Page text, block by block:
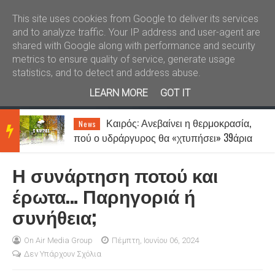
Καλώς ήλθατε Kral News
BRE
AKIN
NEW
News
Καιρός: Ανεβαίνει η θερμοκρασία,
πού ο υδράργυρος θα «χτυπήσει» 39άρια
Η συνάρτηση ποτού και
έρωτα… Παρηγοριά ή
συνήθεια;
On Air Media Group
Πέμπτη, Ιουνίου 06, 2024
Δεν Υπάρχουν Σχόλια
This site uses cookies from Google to deliver its services
and to analyze traffic. Your IP address and user-agent are
shared with Google along with performance and security
metrics to ensure quality of service, generate usage
statistics, and to detect and address abuse.
LEARN MORE
GOT IT